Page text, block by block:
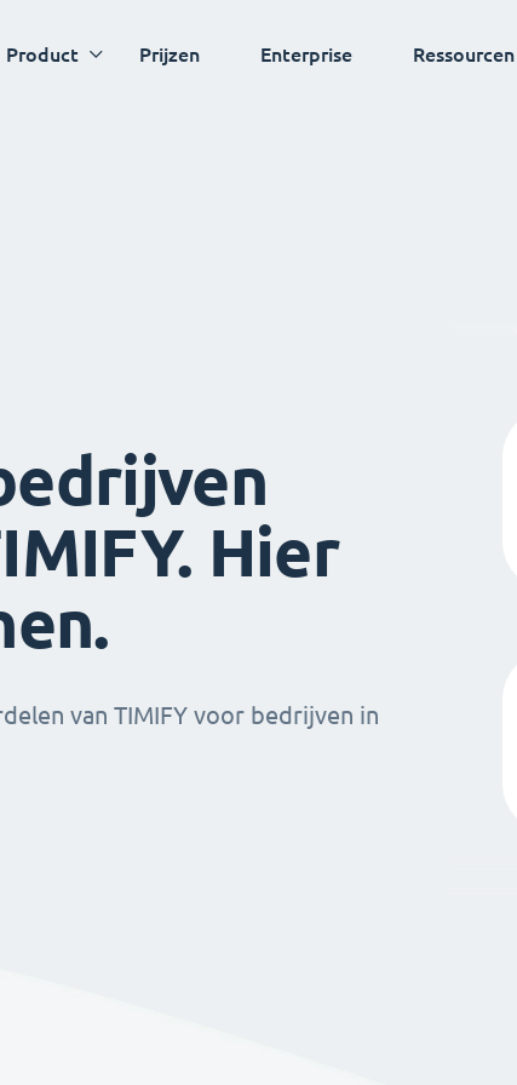
Product Prijzen Enterprise Ressourcen
Hier
van TIMIFY voor bedrijven in